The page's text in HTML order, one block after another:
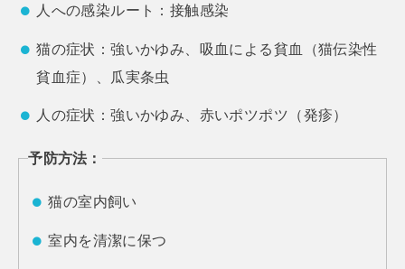
人への感染ルート：接触感染
猫の症状：強いかゆみ、吸血による貧血（猫伝染性
貧血症）、瓜実条虫
人の症状：強いかゆみ、赤いポツポツ（発疹）
予防方法：
猫の室内飼い
室内を清潔に保つ